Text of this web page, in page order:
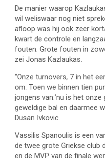
De manier waarop
wil weliswaar nog niet
afloop was hij ook zeer
kwart de controle en
fouten. Grote fouten in
zei Jonas Kazlaukas.
“Onze turnovers, 7 in het
om. Toen we binnen tien
jongens van:’nu is het
geweldige bal en daarmee
Dusan Ivkovic.
Vassilis Spanoulis is een
de twee grote Griekse club
en de MVP van de finale